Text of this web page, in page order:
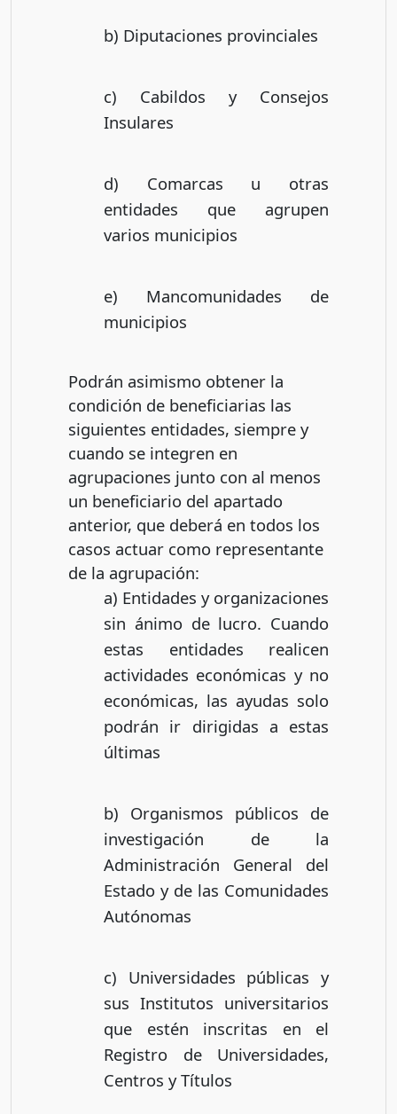
b) Diputaciones provinciales
c) Cabildos y Consejos
Insulares
d) Comarcas u otras
entidades que agrupen
varios municipios
e) Mancomunidades de
municipios
Podrán asimismo obtener la
condición de beneficiarias las
siguientes entidades, siempre y
cuando se integren en
agrupaciones junto con al menos
un beneficiario del apartado
anterior, que deberá en todos los
casos actuar como representante
de la agrupación:
a) Entidades y organizaciones
sin ánimo de lucro. Cuando
estas entidades realicen
actividades económicas y no
económicas, las ayudas solo
podrán ir dirigidas a estas
últimas
b) Organismos públicos de
investigación de la
Administración General del
Estado y de las Comunidades
Autónomas
c) Universidades públicas y
sus Institutos universitarios
que estén inscritas en el
Registro de Universidades,
Centros y Títulos